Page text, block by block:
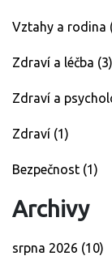
Vztahy a rodina
Zdraví a léčba (3)
Zdraví a
Zdraví (1)
Bezpečnost (1)
Archivy
srpna 2026 (10)